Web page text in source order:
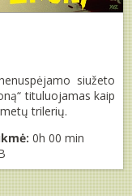
siužeto
tituluojamas kaip
trilerių.
0h 00 min